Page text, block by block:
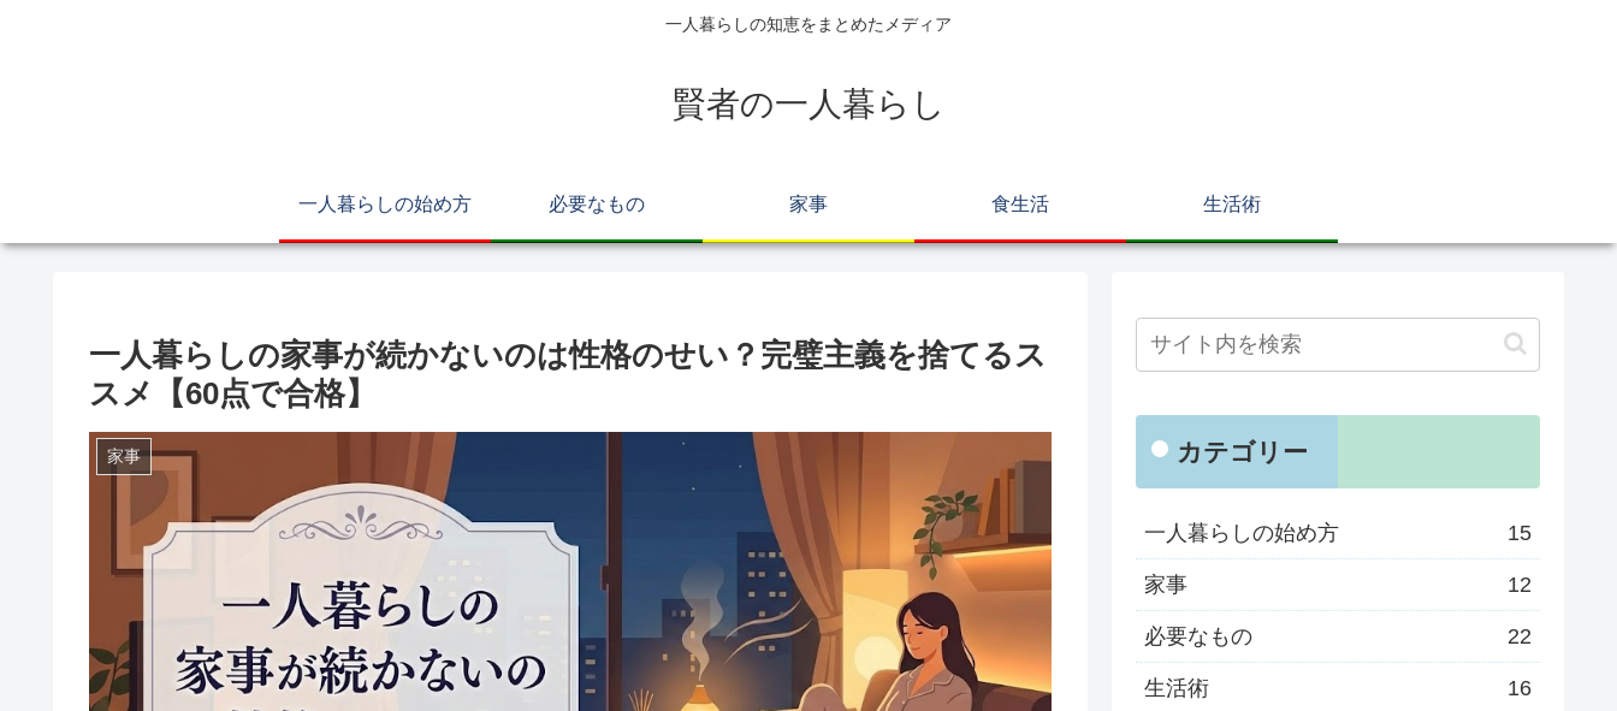
一人暮らしの知恵をまとめたメディア
賢者の一人暮らし
一人暮らしの始め方 必要なもの 家事 食生活 生活術
一人暮らしの家事が続かないのは性格のせい？完璧主義を捨てるス
スメ【60点で合格】
家事 カテゴリー
一人暮らしの始め方 15
家事 12
必要なもの 22
生活術 16